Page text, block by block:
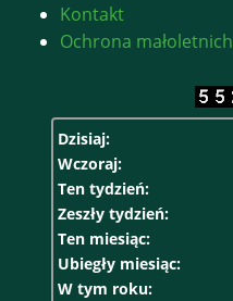
Kontakt
Ochrona małoletnich
Dzisiaj:
Wczoraj:
Ten tydzień:
Zeszły tydzień:
Ten miesiąc:
Ubiegły miesiąc:
W tym roku: